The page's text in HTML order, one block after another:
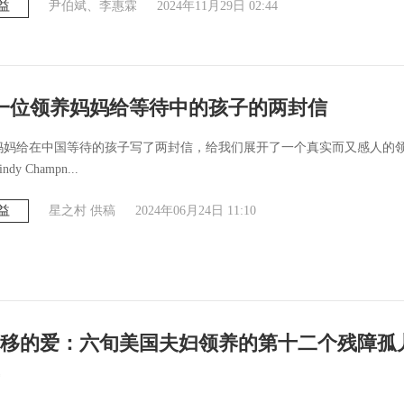
尹伯斌、李惠霖 2024年11月29日 02:44
位领养妈妈给等待中的孩子的两封信
妈给在中国等待的孩子写了两封信，给我们展开了一个真实而又感人的
Champn...
星之村 供稿 2024年06月24日 11:10
的爱：六旬美国夫妇领养的第十二个残障